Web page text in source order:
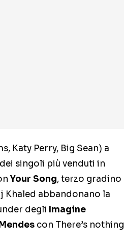
Katy Perry, Big Sean) a
singoli più venduti in
Your Song, terzo gradino
Khaled abbandonano la
degli Imagine
con There’s nothing